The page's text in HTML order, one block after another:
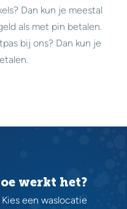
Dan kun je meestal
als met pin betalen.
bij ons? Dan kun je
werkt het?
Kies een waslocatie